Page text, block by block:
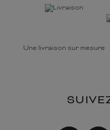
Une livraison sur mesure